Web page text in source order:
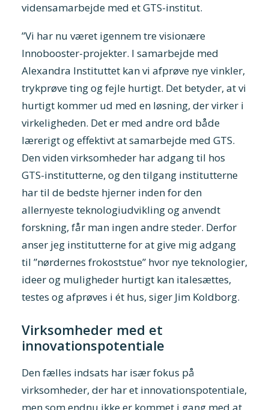
vidensamarbejde med et GTS-institut.
”Vi har nu været igennem tre visionære
Innobooster-projekter. I samarbejde med
Alexandra Instituttet kan vi afprøve nye vinkler,
trykprøve ting og fejle hurtigt. Det betyder, at vi
hurtigt kommer ud med en løsning, der virker i
virkeligheden. Det er med andre ord både
lærerigt og effektivt at samarbejde med GTS.
Den viden virksomheder har adgang til hos
GTS-institutterne, og den tilgang institutterne
har til de bedste hjerner inden for den
allernyeste teknologiudvikling og anvendt
forskning, får man ingen andre steder. Derfor
anser jeg institutterne for at give mig adgang
til ”nørdernes frokoststue” hvor nye teknologier,
ideer og muligheder hurtigt kan italesættes,
testes og afprøves i ét hus, siger Jim Koldborg.
Virksomheder med et
innovationspotentiale
Den fælles indsats har især fokus på
virksomheder, der har et innovationspotentiale,